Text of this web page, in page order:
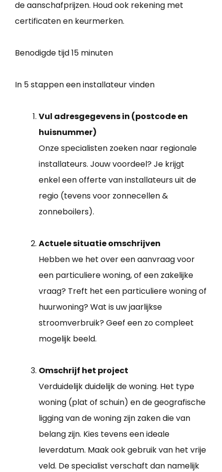
de aanschafprijzen. Houd ook rekening met
certificaten en keurmerken.
Benodigde tijd15 minuten
In 5 stappen een installateur vinden
Vul adresgegevens in (postcode en
huisnummer)
Onze specialisten zoeken naar regionale
installateurs. Jouw voordeel? Je krijgt
enkel een offerte van installateurs uit de
regio (tevens voor zonnecellen &
zonneboilers).
Actuele situatie omschrijven
Hebben we het over een aanvraag voor
een particuliere woning, of een zakelijke
vraag? Treft het een particuliere woning of
huurwoning? Wat is uw jaarlijkse
stroomverbruik? Geef een zo compleet
mogelijk beeld.
Omschrijf het project
Verduidelijk duidelijk de woning. Het type
woning (plat of schuin) en de geografische
ligging van de woning zijn zaken die van
belang zijn. Kies tevens een ideale
leverdatum. Maak ook gebruik van het vrije
veld. De specialist verschaft dan namelijk